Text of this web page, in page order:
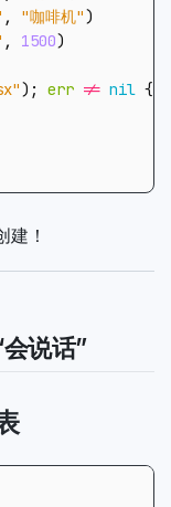
, "咖啡机" )
, 1500)
); err != nil {
建！
说话”